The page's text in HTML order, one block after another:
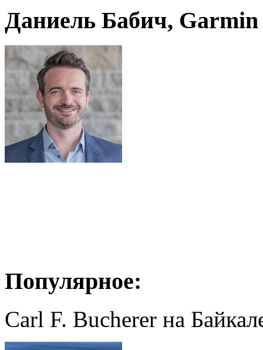
Даниель Бабич, Garmin
Популярное:
Carl F. Bucherer на